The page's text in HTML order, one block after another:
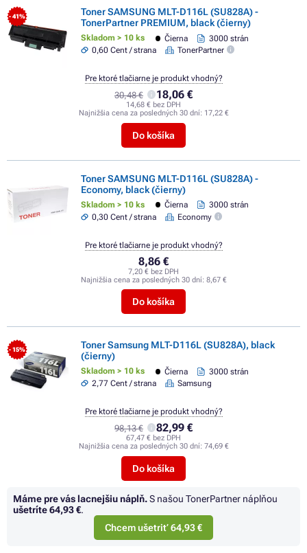
- 41%
Toner SAMSUNG MLT-D116L (SU828A) -
TonerPartner PREMIUM, black (čierny)
Skladom > 10 ks Čierna
3000 strán
0,60 Cent / strana
TonerPartner
30,48 € 18,06 €
14,68 € bez DPH
Najnižšia cena za posledných 30 dní: 17,22 €
Do košíka
Pre ktoré tlačiarne je produkt vhodný?
Toner SAMSUNG MLT-D116L (SU828A) -
Economy, black (čierny)
Skladom > 10 ks Čierna
3000 strán
0,30 Cent / strana
Economy
8,86 €
7,20 € bez DPH
Najnižšia cena za posledných 30 dní: 8,67 €
Do košíka
Pre ktoré tlačiarne je produkt vhodný?
- 15%
Toner Samsung MLT-D116L (SU828A), black
(čierny)
Skladom > 10 ks Čierna
3000 strán
2,77 Cent / strana
Samsung
98,13 € 82,99 €
67,47 € bez DPH
Najnižšia cena za posledných 30 dní: 74,69 €
Do košíka
Pre ktoré tlačiarne je produkt vhodný?
Máme pre vás lacnejšiu náplň.S našou TonerPartner náplňou
ušetríte64,93 €.
Chcem ušetriť 64,93 €